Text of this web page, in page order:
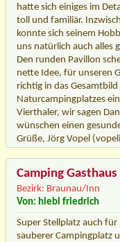
hatte sich einiges im
toll und familiär.
konnte sich seinem
uns natürlich auch alles
Den runden Pavillon
nette Idee, für unseren
richtig in das
Naturcampingplatzes
Vierthaler, wir sagen
wünschen einen
Grüße, Jörg Vopel
Camping
Bezirk: Braunau/Inn
Von: hiebl friedrich
Super Stellplatz auch
sauberer Campingplatz